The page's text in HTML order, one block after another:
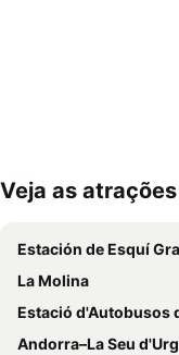
Ampliar mapa
Veja as
Estación de Esquí
La Molina
Estació d'Autobusos
Andorra–La Seu d'Urgell